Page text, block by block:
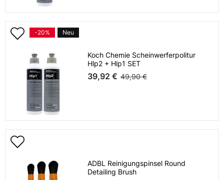
-20% Neu
Koch Chemie Scheinwerferpolitur
Hlp2 + Hlp1 SET
39,92 € 49,90 €
ADBL Reinigungspinsel Round
Detailing Brush